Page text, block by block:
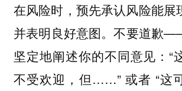
在风险时，预先承认风险能展
并表明良好意图。不要道歉
坚定地阐述你的不同意见：“
不受欢迎，但……” 或者 “这